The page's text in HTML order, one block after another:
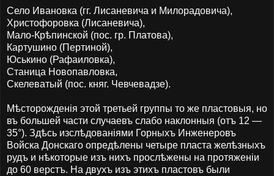
Село Ивановка (гг. Лисаневича и Милорадовича),
Христофоровка (Лисаневича),
Мало-Крѣпинской (пос. гр. Платова),
Картушино (Пертиной),
Юськино (Рафаиловка),
Станица Новопавловка,
Скелеватый (пос. княг. Чевчевадзе).
Мѣсторожденія этой третьей группы то же пластовыя, но
въ большей части случаевъ слабо наклонныя (отъ 12 —
35°). Здѣсь изслѣдованіями Горныхъ Инженеровъ
Войска Донскаго опредѣлены четыре пласта желѣзныхъ
рудъ и нѣкоторые изъ нихъ прослѣжены на протяженіи
до 60 верстъ. На двухъ изъ этихъ пластовъ были